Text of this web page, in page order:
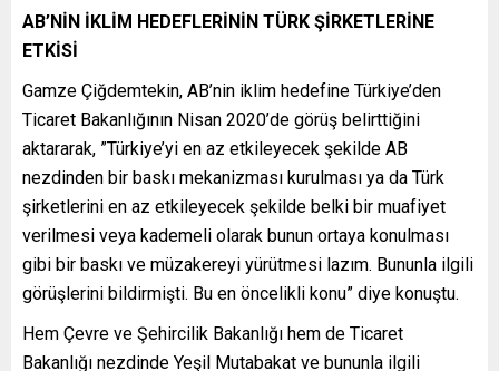
AB’NİN İKLİM HEDEFLERİNİN TÜRK ŞİRKETLERİNE
ETKİSİ
Gamze Çiğdemtekin, AB’nin iklim hedefine Türkiye’den
Ticaret Bakanlığının Nisan 2020’de görüş belirttiğini
aktararak, ”Türkiye’yi en az etkileyecek şekilde AB
nezdinden bir baskı mekanizması kurulması ya da Türk
şirketlerini en az etkileyecek şekilde belki bir muafiyet
verilmesi veya kademeli olarak bunun ortaya konulması
gibi bir baskı ve müzakereyi yürütmesi lazım. Bununla ilgili
görüşlerini bildirmişti. Bu en öncelikli konu” diye konuştu.
Hem Çevre ve Şehircilik Bakanlığı hem de Ticaret
Bakanlığı nezdinde Yeşil Mutabakat ve bununla ilgili